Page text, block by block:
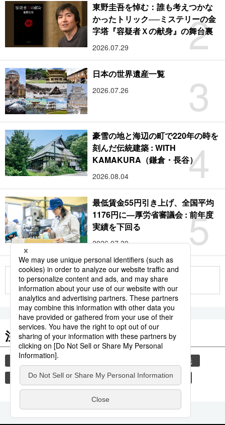
2
東野圭吾を悼む：誰も考えつかな
かったトリック──ミステリーの金
字塔『容疑者Ｘの献身』の舞台裏
2026.07.29
3
日本の世界遺産一覧
2026.07.26
4
豪雪の地と海辺の町で220年の時を
刻んだ伝統建築 : WITH
KAMAKURA（鎌倉・長谷）
2026.08.04
5
最低賃金55円引き上げ、全国平均
1176円に―厚労省審議会 : 前年度
実績を下回る
2026.07.30
もっと見る
注目のキーワード
共同通信ニュース
観光
避難所
自然災害 気象庁 津波